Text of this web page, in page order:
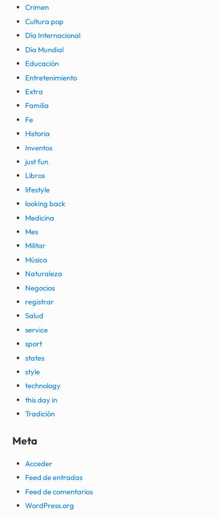
Crimen
Cultura pop
Día Internacional
Día Mundial
Educación
Entretenimiento
Extra
Familia
Fe
Historia
Inventos
just fun
Libros
lifestyle
looking back
Medicina
Mes
Militar
Música
Naturaleza
Negocios
registrar
Salud
service
sport
states
style
technology
this day in
Tradición
Meta
Acceder
Feed de entradas
Feed de comentarios
WordPress.org